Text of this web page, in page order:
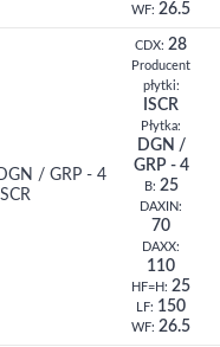
WF: 26.5
/ GRP - 4
ISCR
CDX: 28
Producent
płytki:
ISCR
Płytka:
DGN /
GRP - 4
B: 25
DAXIN:
70
DAXX:
110
HF=H: 25
LF: 150
WF: 26.5